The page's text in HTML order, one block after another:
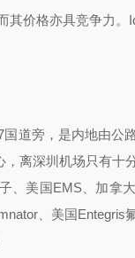
其价格亦具竞争力。
国道旁，是内地由公
离深圳机场只有十
、美国EMS、加拿
、美国Entegris